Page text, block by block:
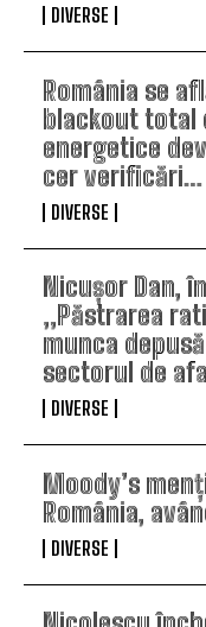
DIVERSE
România se
blackout total
energetice
cer verificări…
DIVERSE
Nicușor Dan,
„Păstrarea
munca
sectorul de
DIVERSE
Moody’s
România,
DIVERSE